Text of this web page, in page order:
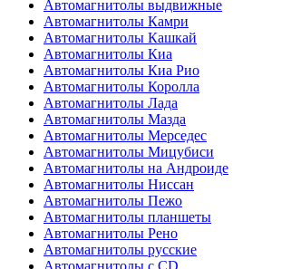
Автомагнитолы выдвижные
Автомагнитолы Камри
Автомагнитолы Кашкай
Автомагнитолы Киа
Автомагнитолы Киа Рио
Автомагнитолы Королла
Автомагнитолы Лада
Автомагнитолы Мазда
Автомагнитолы Мерседес
Автомагнитолы Мицубиси
Автомагнитолы на Андроиде
Автомагнитолы Ниссан
Автомагнитолы Пежо
Автомагнитолы планшеты
Автомагнитолы Рено
Автомагнитолы русские
Автомагнитолы с CD